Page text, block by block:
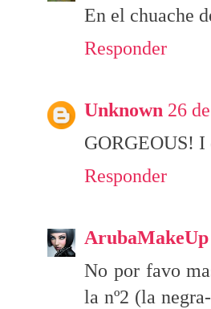
En el chuache
Responder
Unknown 26
GORGEOUS!
Responder
ArubaMakeUp
No por favo
la nº2 (la